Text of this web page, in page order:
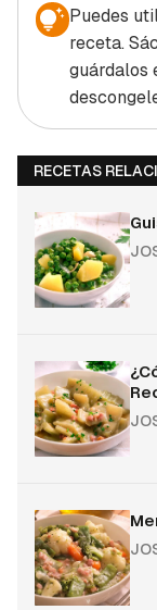
Puedes
receta.
guárdalos
RECETAS